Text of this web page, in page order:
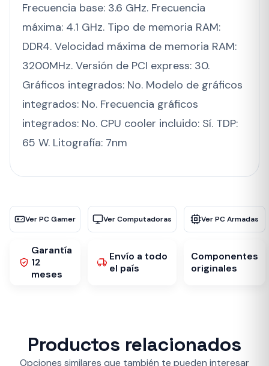
Frecuencia base: 3.6 GHz. Frecuencia
máxima: 4.1 GHz. Tipo de memoria RAM:
DDR4. Velocidad máxima de memoria RAM:
3200MHz. Versión de PCI express: 30.
Gráficos integrados: No. Modelo de gráficos
integrados: No. Frecuencia gráficos
integrados: No. CPU cooler incluido: Sí. TDP:
65 W. Litografía: 7nm
Ver PC Gamer Ver Computadoras Ver PC Armadas
Garantía
12
meses
Envío a todo
el país
Componentes
originales
Productos relacionados
Opciones similares que también te pueden interesar